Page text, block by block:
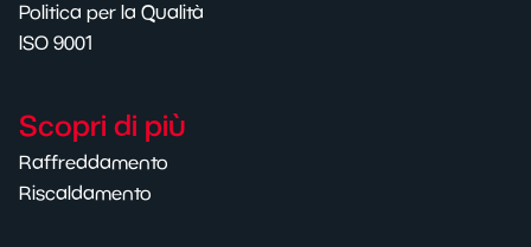
Politica per la Qualità
ISO 9001
Scopri di più
Raffreddamento
Riscaldamento